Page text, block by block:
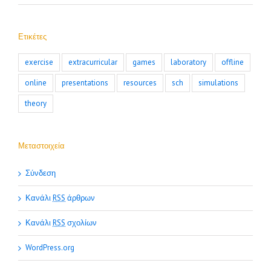
Ετικέτες
exercise extracurricular games laboratory
offline
online
presentations resources sch
simulations
theory
Μεταστοιχεία
Σύνδεση
ΚανάλιRSS άρθρων
ΚανάλιRSS σχολίων
WordPress.org